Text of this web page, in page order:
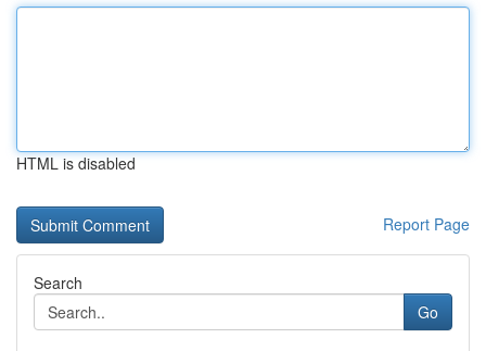
HTML is disabled
Report Page
Search
Go